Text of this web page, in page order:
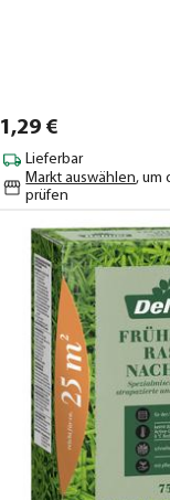
1,29 €
Lieferbar
Markt auswählen, um
prüfen